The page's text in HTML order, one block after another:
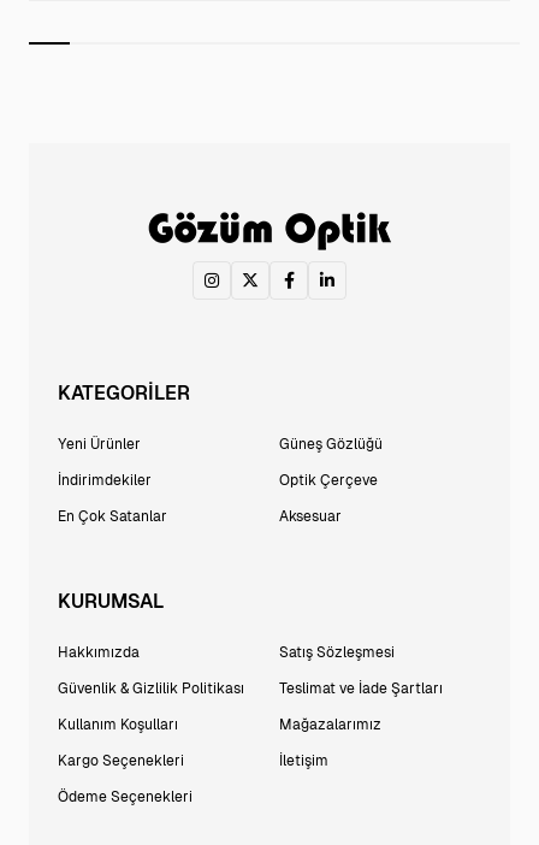
KATEGORİLER
Yeni Ürünler
İndirimdekiler
En Çok Satanlar
Güneş Gözlüğü
Optik Çerçeve
Aksesuar
KURUMSAL
Hakkımızda
Güvenlik & Gizlilik Politikası
Kullanım Koşulları
Kargo Seçenekleri
Ödeme Seçenekleri
Satış Sözleşmesi
Teslimat ve İade Şartları
Mağazalarımız
İletişim